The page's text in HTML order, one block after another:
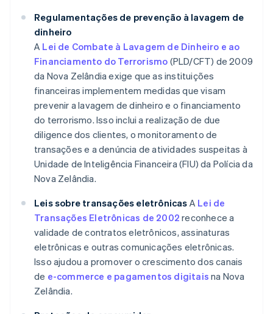
Regulamentações de prevenção à lavagem de
dinheiro
A Lei de Combate à Lavagem de Dinheiro e ao
Financiamento do Terrorismo (PLD/CFT) de 2009
da Nova Zelândia exige que as instituições
financeiras implementem medidas que visam
prevenir a lavagem de dinheiro e o financiamento
do terrorismo. Isso inclui a realização de due
diligence dos clientes, o monitoramento de
transações e a denúncia de atividades suspeitas à
Unidade de Inteligência Financeira (FIU) da Polícia da
Nova Zelândia.
Leis sobre transações eletrônicas A Lei de
Transações Eletrônicas de 2002 reconhece a
validade de contratos eletrônicos, assinaturas
eletrônicas e outras comunicações eletrônicas.
Isso ajudou a promover o crescimento dos canais
de e-commerce e pagamentos digitais na Nova
Zelândia.